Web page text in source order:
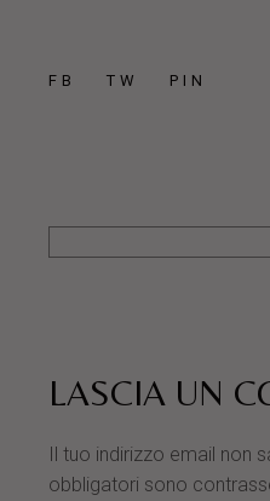
FB TW PIN
LASCIA UN
Il tuo indirizzo email non
obbligatori sono